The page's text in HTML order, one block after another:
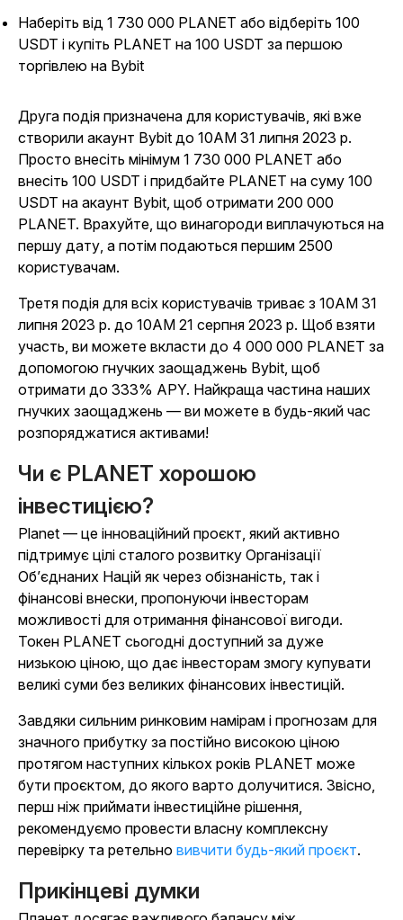
Наберіть від 1 730 000 PLANET або відберіть 100
USDT і купіть PLANET на 100 USDT за першою
торгівлею на Bybit
Друга подія призначена для користувачів, які вже
створили акаунт Bybit до 10AM 31 липня 2023 р.
Просто внесіть мінімум 1 730 000 PLANET або
внесіть 100 USDT і придбайте PLANET на суму 100
USDT на акаунт Bybit, щоб отримати 200 000
PLANET. Врахуйте, що винагороди виплачуються на
першу дату, а потім подаються першим 2500
користувачам.
Третя подія для всіх користувачів триває з 10AM 31
липня 2023 р. до 10AM 21 серпня 2023 р. Щоб взяти
участь, ви можете вкласти до 4 000 000 PLANET за
допомогою гнучких заощаджень Bybit, щоб
отримати до 333% APY. Найкраща частина наших
гнучких заощаджень — ви можете в будь-який час
розпоряджатися активами!
Чи є PLANET хорошою
інвестицією?
Planet — це інноваційний проєкт, який активно
підтримує цілі сталого розвитку Організації
Об’єднаних Націй як через обізнаність, так і
фінансові внески, пропонуючи інвесторам
можливості для отримання фінансової вигоди.
Токен PLANET сьогодні доступний за дуже
низькою ціною, що дає інвесторам змогу купувати
великі суми без великих фінансових інвестицій.
Завдяки сильним ринковим намірам і прогнозам для
значного прибутку за постійно високою ціною
протягом наступних кількох років PLANET може
бути проєктом, до якого варто долучитися. Звісно,
перш ніж приймати інвестиційне рішення,
рекомендуємо провести власну комплексну
перевірку та ретельно вивчити будь-який проєкт.
Прикінцеві думки